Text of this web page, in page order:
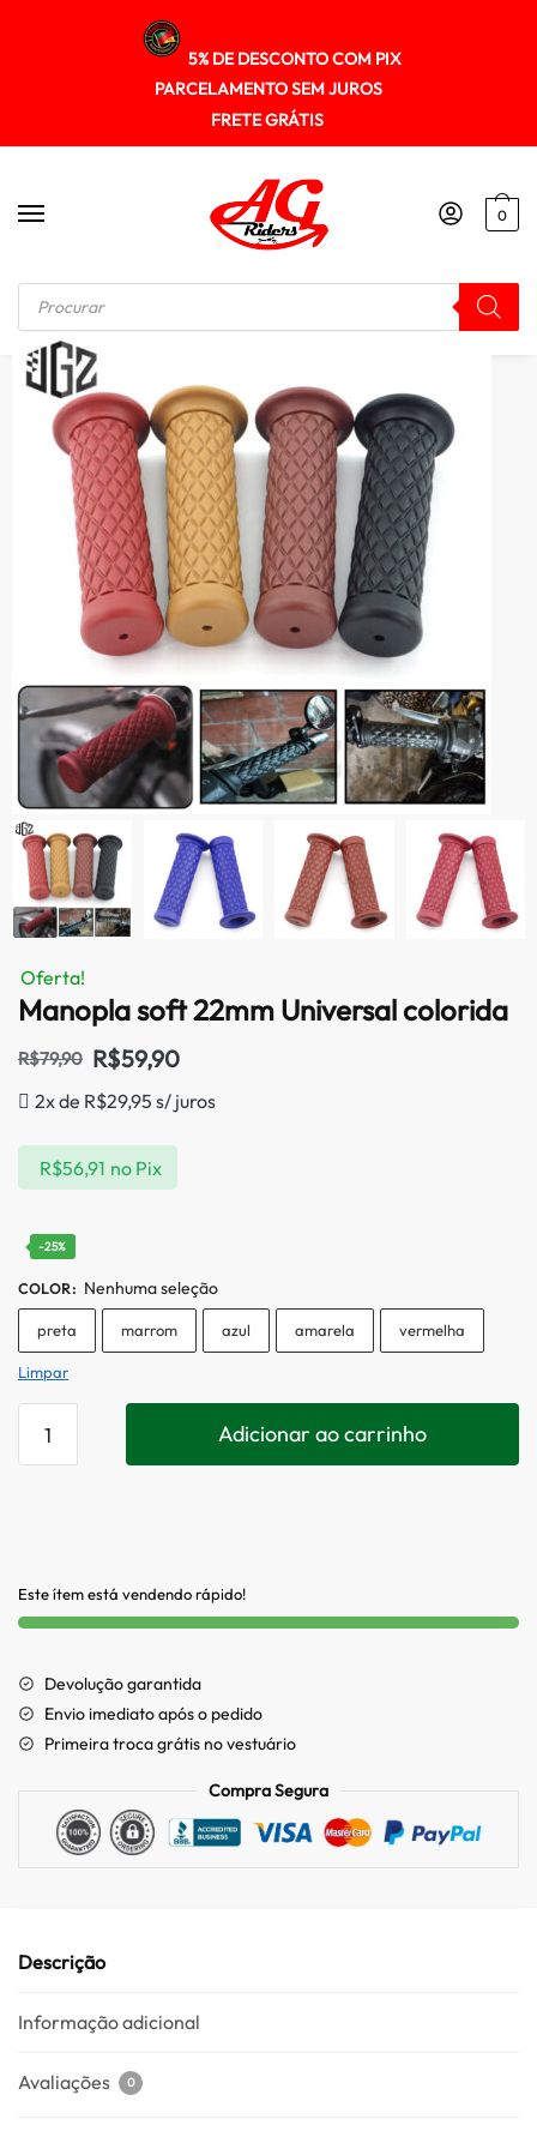
5% DE DESCONTO COM PIX
PARCELAMENTO SEM JUROS
FRETE GRÁTIS
0
Início / OUTROS ACESSÓRIOS Manopla soft 22mm Universal colorida
Oferta!
Manopla soft 22mm Universal colorida
R$79,90 R$59,90
2x de R$29,95 s/ juros
R$56,91 no Pix
-25%
COLOR: Nenhuma seleção
preta marrom azul amarela vermelha
Limpar
Adicionar ao carrinho
Este ítem está vendendo rápido!
Devolução garantida
Envio imediato após o pedido
Primeira troca grátis no vestuário
Compra Segura
Descrição
Informação adicional
Avaliações 0